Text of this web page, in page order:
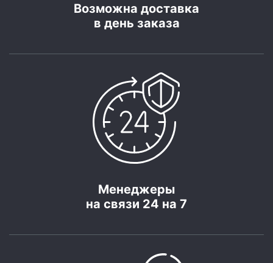
Возможна доставка
в день заказа
Менеджеры
на связи 24 на 7